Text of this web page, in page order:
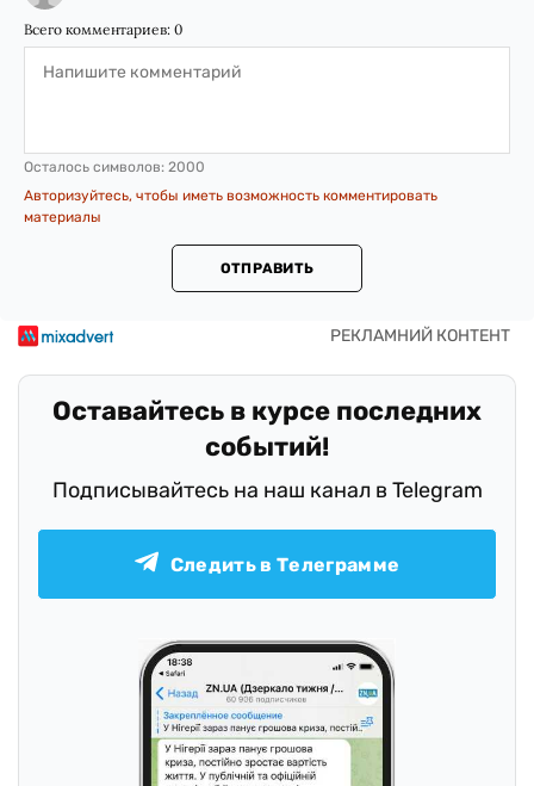
Всего комментариев: 0
Осталось символов: 2000
Авторизуйтесь, чтобы иметь возможность комментировать
материалы
ОТПРАВИТЬ
Оставайтесь в курсе последних
событий!
Подписывайтесь на наш канал в Telegram
Следить в Телеграмме